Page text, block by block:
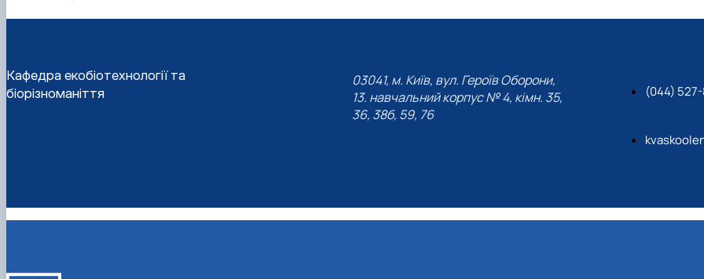
Кафедра екобіотехнології та
біорізноманіття
03041, м. Київ, вул. Героїв Оборони,
13. навчальний корпус № 4, кімн. 35,
36, 38б, 59, 76
(044)